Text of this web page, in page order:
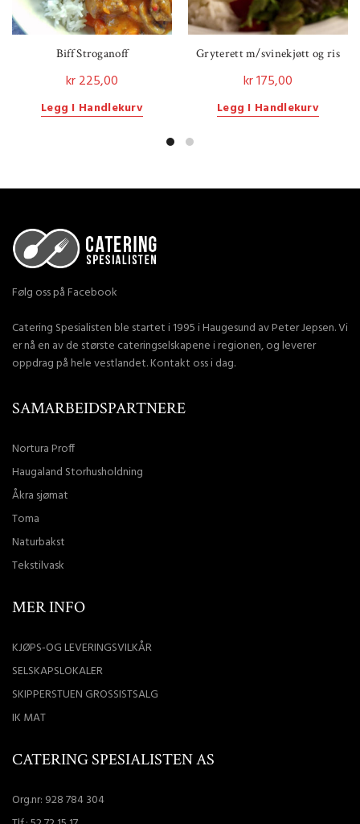
Biff Stroganoff
kr225,00
Legg I Handlekurv
Gryterett m/svinekjøtt og ris
kr175,00
Legg I Handlekurv
Følg oss på Facebook
Catering Spesialisten ble startet i 1995 i Haugesund av Peter Jepsen. Vi
er nå en av de største cateringselskapene i regionen, og leverer
oppdrag på hele vestlandet. Kontakt oss i dag.
SAMARBEIDSPARTNERE
Nortura Proff
Haugaland Storhusholdning
Åkra sjømat
Toma
Naturbakst
Tekstilvask
MER INFO
KJØPS-OG LEVERINGSVILKÅR
SELSKAPSLOKALER
SKIPPERSTUEN GROSSISTSALG
IK MAT
CATERING SPESIALISTEN AS
Org.nr: 928 784 304